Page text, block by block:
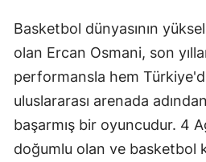
Basketbol dünyasının
olan Ercan Osmani, son
performansla hem
uluslararası arenada
başarmış bir oyuncudur. 4
doğumlu olan ve basketbol